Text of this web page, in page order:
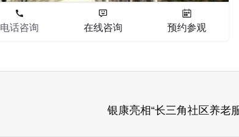
电话咨询 在线咨询 预约参观
银康亮相“长三角社区养老